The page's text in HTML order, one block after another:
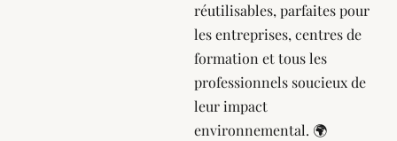
réutilisables, parfaites pour
les entreprises, centres de
formation et tous les
professionnels soucieux de
leur impact
environnemental. 🌍